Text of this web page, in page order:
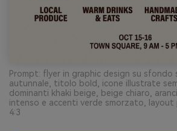
Prompt: flyer in graphic design su sfondo
autunnale, titolo bold, icone illustrate
dominanti khaki beige, beige chiaro,
intenso e accenti verde smorzato,
4:3